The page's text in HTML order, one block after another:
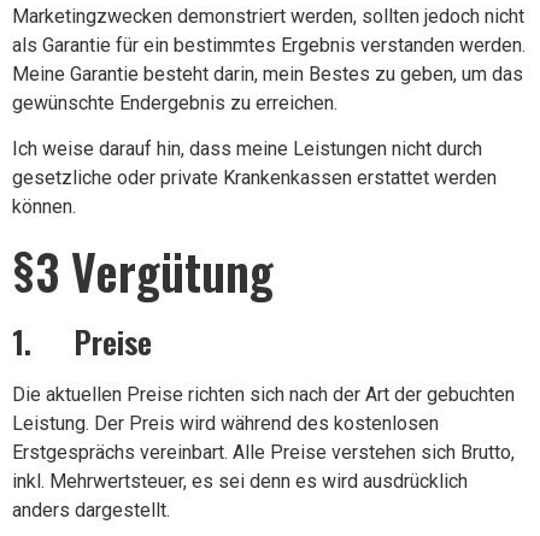
Marketingzwecken demonstriert werden, sollten jedoch nicht
als Garantie für ein bestimmtes Ergebnis verstanden werden.
Meine Garantie besteht darin, mein Bestes zu geben, um das
gewünschte Endergebnis zu erreichen.
Ich weise darauf hin, dass meine Leistungen nicht durch
gesetzliche oder private Krankenkassen erstattet werden
können.
§3 Vergütung
1. Preise
Die aktuellen Preise richten sich nach der Art der gebuchten
Leistung. Der Preis wird während des kostenlosen
Erstgesprächs vereinbart. Alle Preise verstehen sich Brutto,
inkl. Mehrwertsteuer, es sei denn es wird ausdrücklich
anders dargestellt.